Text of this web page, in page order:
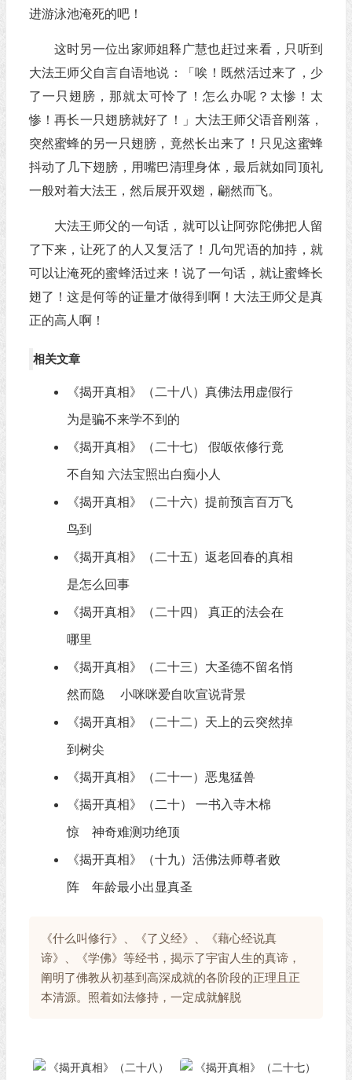
进游泳池淹死的吧！
这时另一位出家师姐释广慧也赶过来看，只听到
大法王师父自言自语地说：「唉！既然活过来了，少
了一只翅膀，那就太可怜了！怎么办呢？太惨！太
惨！再长一只翅膀就好了！」大法王师父语音刚落，
突然蜜蜂的另一只翅膀，竟然长出来了！只见这蜜蜂
抖动了几下翅膀，用嘴巴清理身体，最后就如同顶礼
一般对着大法王，然后展开双翅，翩然而飞。
大法王师父的一句话，就可以让阿弥陀佛把人留
了下来，让死了的人又复活了！几句咒语的加持，就
可以让淹死的蜜蜂活过来！说了一句话，就让蜜蜂长
翅了！这是何等的证量才做得到啊！大法王师父是真
正的高人啊！
相关文章
《揭开真相》（二十八）真佛法用虚假行
为是骗不来学不到的
《揭开真相》（二十七） 假皈依修行竟
不自知 六法宝照出白痴小人
《揭开真相》（二十六）提前预言百万飞
鸟到
《揭开真相》（二十五）返老回春的真相
是怎么回事
《揭开真相》（二十四） 真正的法会在
哪里
《揭开真相》（二十三）大圣德不留名悄
然而隐 小咪咪爱自吹宣说背景
《揭开真相》（二十二）天上的云突然掉
到树尖
《揭开真相》（二十一）恶鬼猛兽
《揭开真相》（二十） 一书入寺木棉
惊 神奇难测功绝顶
《揭开真相》（十九）活佛法师尊者败
阵 年龄最小出显真圣
《什么叫修行》、《了义经》、《藉心经说真
谛》、《学佛》等经书，揭示了宇宙人生的真谛，
阐明了佛教从初基到高深成就的各阶段的正理且正
本清源。照着如法修持，一定成就解脱